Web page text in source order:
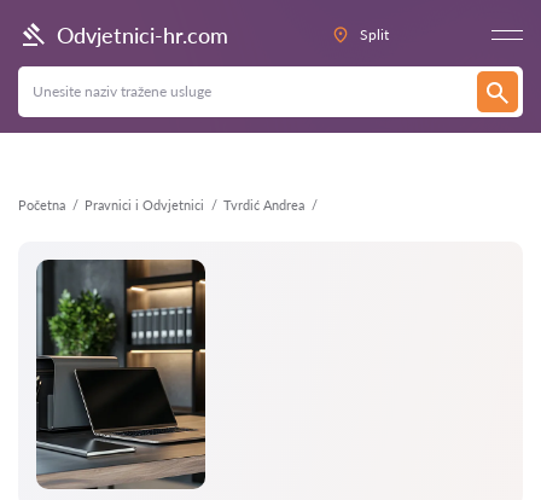
Odvjetnici-hr.com Split
Početna Pravnici i Odvjetnici Tvrdić Andrea
Natrag